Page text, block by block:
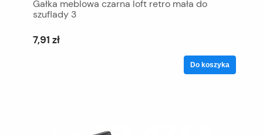
Gałka meblowa czarna loft retro mała do
szuflady 3
7,91 zł
Do koszyka